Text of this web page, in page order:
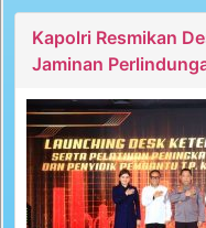
Kapolri Resmikan
Jaminan